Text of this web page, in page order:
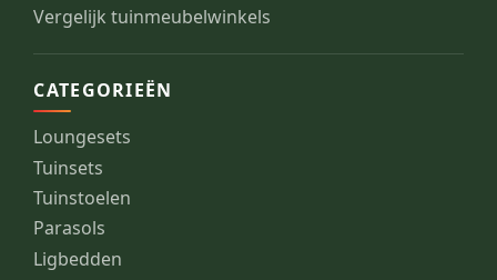
Vergelijk tuinmeubelwinkels
CATEGORIEËN
Loungesets
Tuinsets
Tuinstoelen
Parasols
Ligbedden